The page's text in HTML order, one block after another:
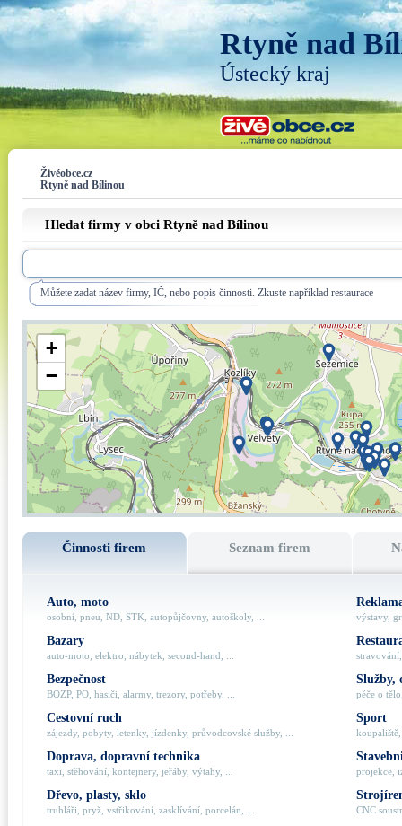
Rtyně nad
Ústecký kraj
Živéobce.cz
Rtyně nad Bílinou
Hledat firmy v obci Rtyně nad Bílinou
Můžete zadat název firmy, IČ, nebo popis činnosti. Zkuste například restaurace
+
−
Činnosti firem Seznam firem
Auto, moto
osobní, pneu, ND, STK, autopůjčovny, autoškoly, ...
Bazary
auto-moto, elektro, nábytek, second-hand, ...
Bezpečnost
BOZP, PO, hasiči, alarmy, trezory, potřeby, ...
Cestovní ruch
zájezdy, pobyty, letenky, jízdenky, průvodcovské služby, ...
Doprava, dopravní technika
taxi, stěhování, kontejnery, jeřáby, výtahy, ...
Dřevo, plasty, sklo
truhláři, pryž, vstřikování, zasklívání, porcelán, ...
výstavy,
Služby,
péče o
Sport
projekce,
CNC